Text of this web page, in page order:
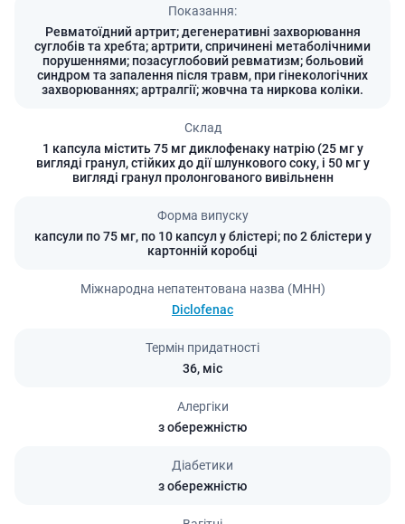
Показання:
Ревматоїдний артрит; дегенеративні захворювання
суглобів та хребта; артрити, спричинені метаболічними
порушеннями; позасуглобовий ревматизм; больовий
синдром та запалення після травм, при гінекологічних
захворюваннях; артралгії; жовчна та ниркова коліки.
Склад
1 капсула містить 75 мг диклофенаку натрію (25 мг у
вигляді гранул, стійких до дії шлункового соку, і 50 мг у
вигляді гранул пролонгованого вивільненн
Форма випуску
капсули по 75 мг, по 10 капсул у блістері; по 2 блістери у
картонній коробці
Міжнародна непатентована назва (МНН)
Diclofenac
Термін придатності
36, міс
Алергіки
з обережністю
Діабетики
з обережністю